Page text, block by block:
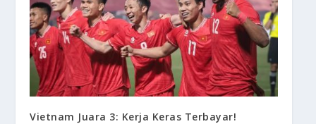
Vietnam Juara 3: Kerja Keras Terbayar!